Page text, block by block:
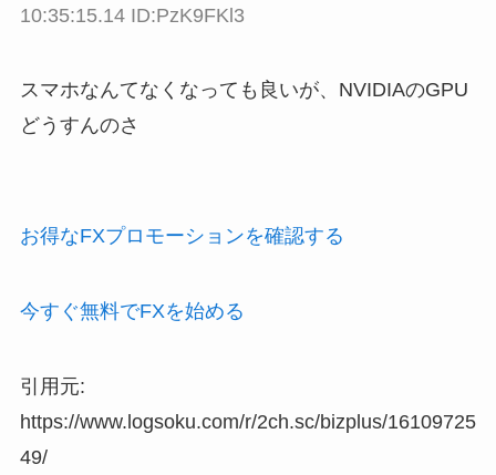
10:35:15.14 ID:PzK9FKl3
スマホなんてなくなっても良いが、NVIDIAのGPU
どうすんのさ
お得なFXプロモーションを確認する
今すぐ無料でFXを始める
引用元:
https://www.logsoku.com/r/2ch.sc/bizplus/16109725
49/